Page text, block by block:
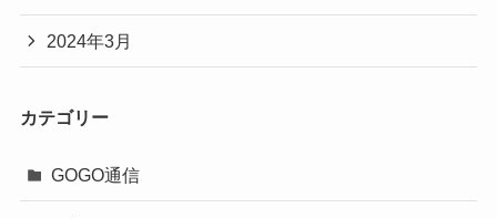
2024年3月
カテゴリー
GOGO通信